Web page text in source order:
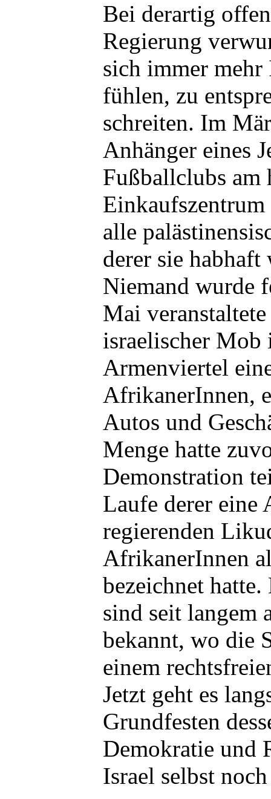
Bei derartig
Regierung
sich immer
fühlen, zu
schreiten. Im
Anhänger eines
Fußballclubs am
alle
derer sie
Niemand wurde
Mai
israelischer Mob
Armenviertel
AfrikanerInnen,
Autos und
Menge hatte
Demonstration
Laufe derer eine
regierenden
AfrikanerInnen
bezeichnet
sind seit langem
bekannt, wo die
einem
Jetzt geht es
Grundfesten
Demokratie und
Israel selbst